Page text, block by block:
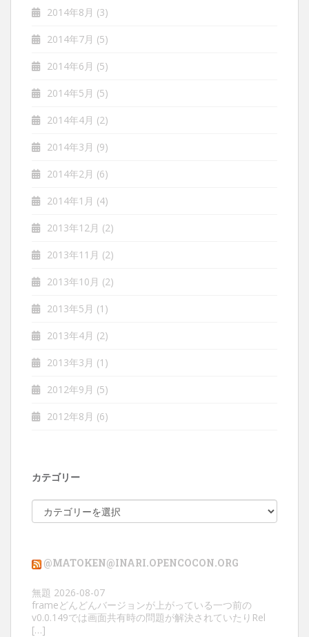
2014年8月 (3)
2014年7月 (5)
2014年6月 (5)
2014年5月 (5)
2014年4月 (2)
2014年3月 (9)
2014年2月 (6)
2014年1月 (4)
2013年12月 (2)
2013年11月 (2)
2013年10月 (2)
2013年5月 (1)
2013年4月 (2)
2013年3月 (1)
2012年9月 (5)
2012年8月 (6)
カテゴリー
テ
ー
@MATOKEN@INARI.OPENCOCON.ORG
無題 2026-08-07
frameどんどんバージョンが上がっている一つ前の
v0.0.149では画面共有時の問題が解決されていたりRel
[…]